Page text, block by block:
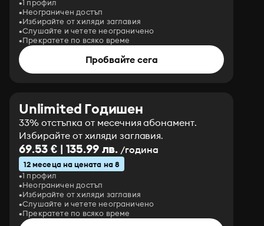
1 профил
Неограничен достъп
Избирайте от хиляди заглавия
Слушайте и четете неограничено
Прекратете по всяко време
Пробвайте сега
Unlimited Годишен
33% отстъпка от месечния абонамент.
Избирайте от хиляди заглавия.
69.53 € | 135.99 лв. /година
12 месеца на цената на 8
1 профил
Неограничен достъп
Избирайте от хиляди заглавия
Слушайте и четете неограничено
Прекратете по всяко време